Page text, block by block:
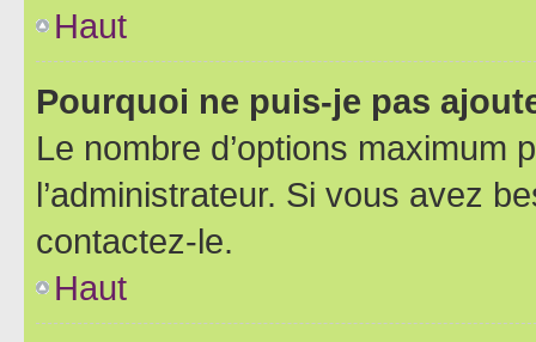
Haut
Pourquoi ne puis-je pas
Le nombre d’options maximum
l’administrateur. Si vous avez
contactez-le.
Haut